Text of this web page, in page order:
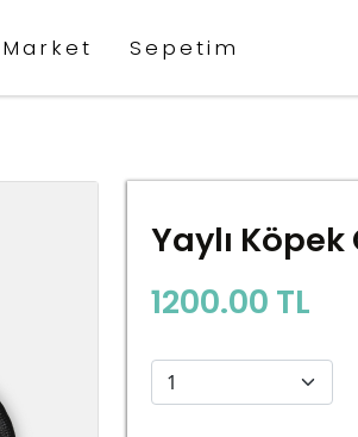
Market Sepetim
Yaylı
1200.00 TL